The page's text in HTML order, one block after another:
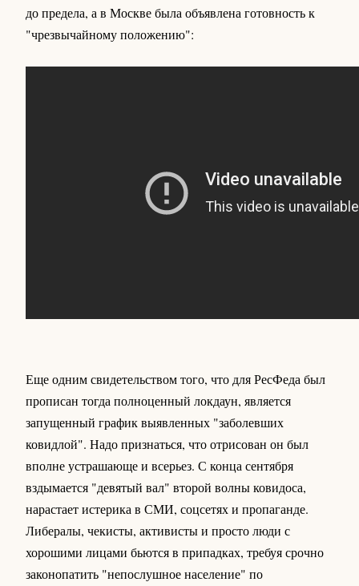
до предела, а в Москве была объявлена готовность к
"чрезвычайному положению":
Еще одним свидетельством того, что для РесФеда был
прописан тогда полноценный локдаун, является
запущенный график выявленных "заболевших
ковидлой". Надо признаться, что отрисован он был
вполне устрашающе и всерьез. С конца сентября
вздымается "девятый вал" второй волны ковидоса,
нарастает истерика в СМИ, соцсетях и пропаганде.
Либералы, чекисты, активисты и просто люди с
хорошими лицами бьются в припадках, требуя срочно
законопатить "непослушное население" по